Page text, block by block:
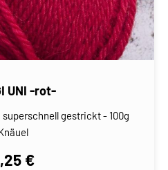
UNI -rot-
gestrickt - 100g
€